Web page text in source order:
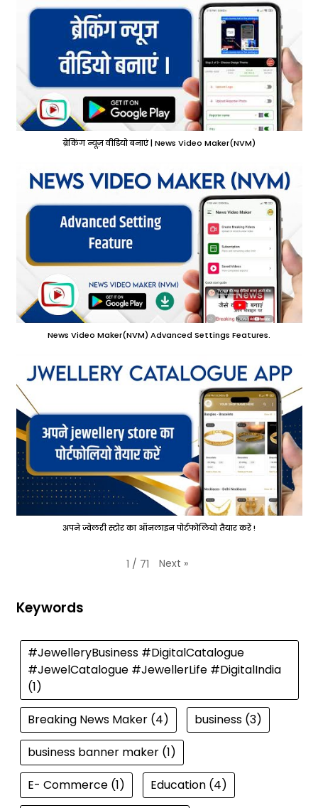
ब्रेकिंग न्यूज़ वीडियो बनाएं | News Video Maker(NVM)
News Video Maker(NVM) Advanced Settings Features.
अपने ज्वेलरी स्टोर का ऑनलाइन पोर्टफोलियो तैयार करें !
1 / 71 Next »
Keywords
#JewelleryBusiness #DigitalCatalogue
#JewelCatalogue #JewellerLife #DigitalIndia
(1)
Breaking News Maker(4) business(3)
business banner maker(1)
E- Commerce(1) Education(4)